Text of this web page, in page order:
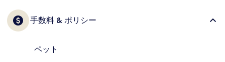
手数料 & ポリシー
ペット